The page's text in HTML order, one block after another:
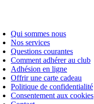
Qui sommes nous
Nos services
Questions courantes
Comment adhérer au club
Adhésion en ligne
Offrir une carte cadeau
Politique de confidentialité
Consentement aux cookies